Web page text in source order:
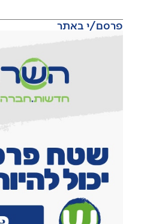
פרסם/י באתר